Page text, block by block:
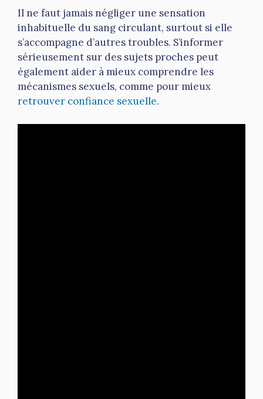
Il ne faut jamais négliger une sensation
inhabituelle du sang circulant, surtout si elle
s’accompagne d’autres troubles. S’informer
sérieusement sur des sujets proches peut
également aider à mieux comprendre les
mécanismes sexuels, comme pour mieux
retrouver confiance sexuelle.